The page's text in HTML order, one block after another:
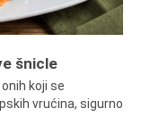
šnicle
koji se
vrućina, sigurno